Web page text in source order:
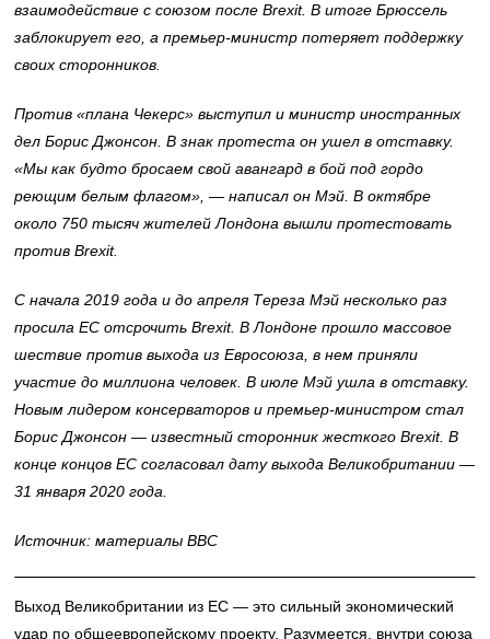
взаимодействие с союзом после Brexit. В итоге Брюссель
заблокирует его, а премьер-министр потеряет поддержку
своих сторонников.
Против «плана Чекерс» выступил и министр иностранных
дел Борис Джонсон. В знак протеста он ушел в отставку.
«Мы как будто бросаем свой авангард в бой под гордо
реющим белым флагом»,— написал он Мэй.В октябре
около 750 тысяч жителей Лондона вышли протестовать
против Brexit.
С начала 2019 года и до апреля Тереза Мэй несколько раз
просила ЕС отсрочить Brexit. В Лондоне прошло массовое
шествие против выхода из Евросоюза, в нем приняли
участие до миллиона человек. В июле Мэй ушла в отставку.
Новым лидером консерваторов и премьер-министром стал
Борис Джонсон— известный сторонник жесткого Brexit. В
конце концов ЕС согласовал дату выхода Великобритании —
31 января 2020 года.
Источник: материалы BBC
Выход Великобритании из ЕС — это сильный экономический
удар по общеевропейскому проекту. Разумеется, внутри союза